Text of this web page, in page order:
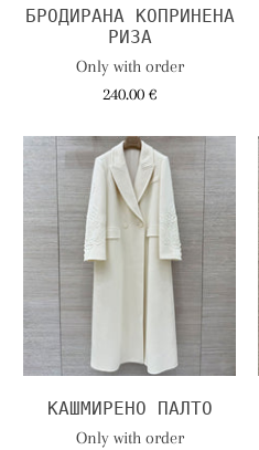
БРОДИРАНА КОПРИНЕНА
РИЗА
Only with order
240.00 €
КАШМИРЕНО ПАЛТО
Only with order